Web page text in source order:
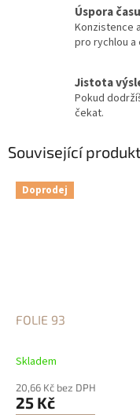
Úspora
Konzistence
pro rychlou
Jistota
Pokud
čekat.
Související
Doprodej
FOLIE 93
Skladem
20,66 Kč bez DPH
25 Kč